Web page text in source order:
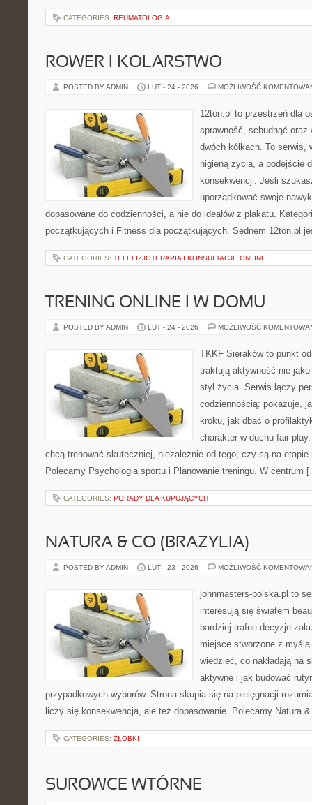
CATEGORIES: REUMATOLOGIA
ROWER I KOLARSTWO
POSTED BY ADMIN LUT - 24 - 2026 MOŻLIWOŚĆ
12ton.pl to przestrzeń dla
sprawność, schudnąć oraz
dwóch kółkach. To
higieną życia, a podejście
konsekwencji. Jeśli
uporządkować swoje
dopasowane do codzienności, a nie do ideałów z plakatu.
początkujących i Fitness dla początkujących. Sednem 12ton.pl
CATEGORIES: TELEFIZJOTERAPIA I KONSULTACJE ONLINE
TRENING ONLINE I W DOMU
POSTED BY ADMIN LUT - 24 - 2026 MOŻLIWOŚĆ
TKKF Sieraków to punkt
traktują aktywność nie
styl życia. Serwis łączy
codziennością: pokazuje,
kroku, jak dbać o
charakter w duchu fair
chcą trenować skuteczniej, niezależnie od tego, czy są na etapie
Polecamy Psychologia sportu i Planowanie treningu. W centrum
CATEGORIES: PORADY DLA KUPUJĄCYCH
NATURA & CO (BRAZYLIA)
POSTED BY ADMIN LUT - 23 - 2026 MOŻLIWOŚĆ
johnmasters-polska.pl to
interesują się światem
bardziej trafne decyzje
miejsce stworzone z
wiedzieć, co nakładają na
aktywne i jak budować
przypadkowych wyborów. Strona skupia się na pielęgnacji
liczy się konsekwencja, ale też dopasowanie. Polecamy Natura
CATEGORIES: ŻŁOBKI
SUROWCE WTÓRNE